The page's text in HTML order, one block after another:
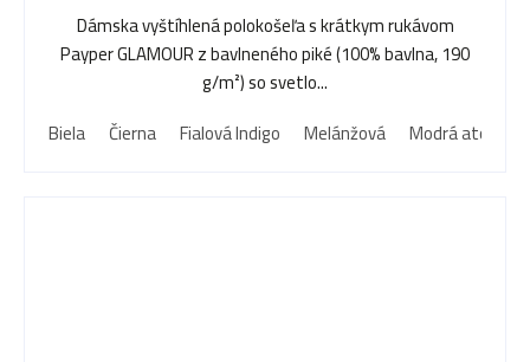
Dámska vyštíhlená polokošeľa s krátkym rukávom
Payper GLAMOUR z bavlneného piké (100% bavlna, 190
g/m²) so svetlo...
Biela
Čierna Fialová Indigo Melánžová Modrá atolová